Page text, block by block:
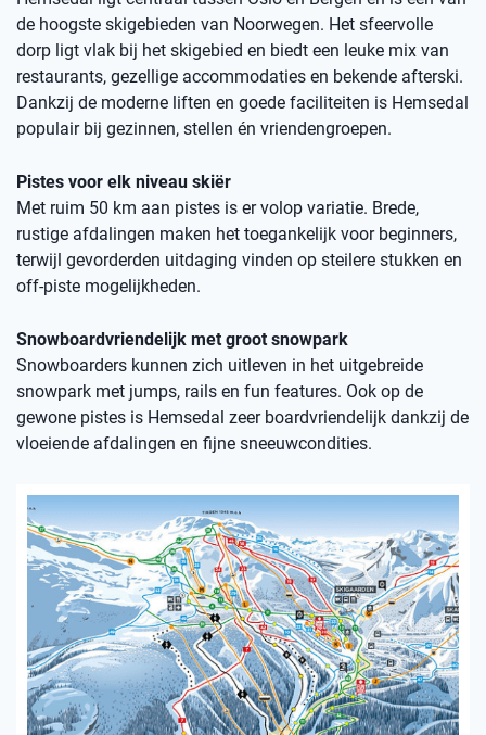
de hoogste skigebieden van Noorwegen. Het sfeervolle
dorp ligt vlak bij het skigebied en biedt een leuke mix van
restaurants, gezellige accommodaties en bekende afterski.
Dankzij de moderne liften en goede faciliteiten is Hemsedal
populair bij gezinnen, stellen én vriendengroepen.
Pistes voor elk niveau skiër
Met ruim 50 km aan pistes is er volop variatie. Brede,
rustige afdalingen maken het toegankelijk voor beginners,
terwijl gevorderden uitdaging vinden op steilere stukken en
off-piste mogelijkheden.
Snowboardvriendelijk met groot snowpark
Snowboarders kunnen zich uitleven in het uitgebreide
snowpark met jumps, rails en fun features. Ook op de
gewone pistes is Hemsedal zeer boardvriendelijk dankzij de
vloeiende afdalingen en fijne sneeuwcondities.